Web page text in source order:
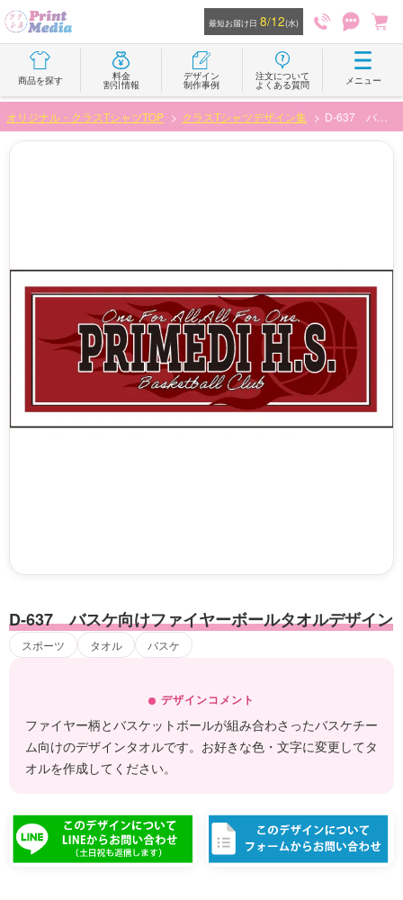
最短お届け日 8/12(水)
商品を探す 料金
割引情報
デザイン
制作事例
注文について
よくある質問 メニュー
オリジナル・クラスTシャツTOP クラスTシャツデザイン集
D-637 バスケ向けファイヤーボールタオルデザイン
スポーツ タオル バスケ
デザインコメント
ファイヤー柄とバスケットボールが組み合わさったバスケチー
ム向けのデザインタオルです。お好きな色・文字に変更してタ
オルを作成してください。